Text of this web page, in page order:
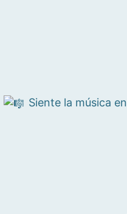
Siente la música